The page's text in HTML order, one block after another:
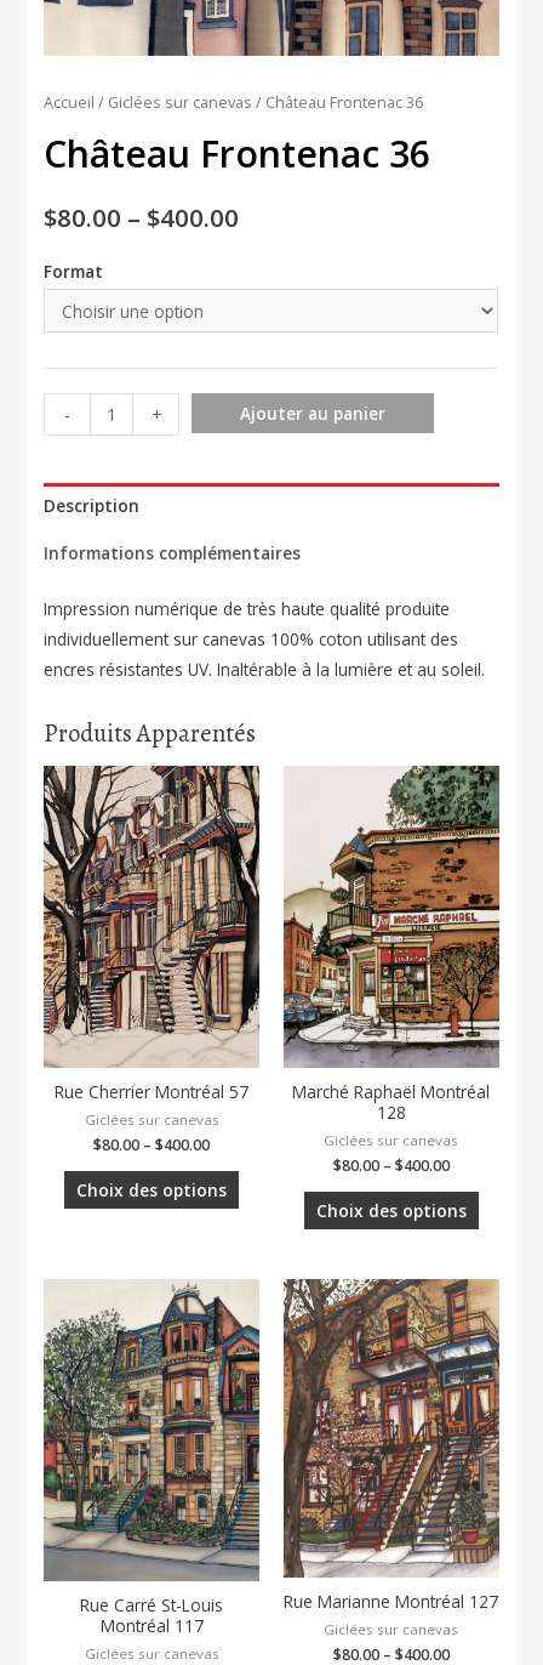
Accueil / Giclées sur canevas / Château Frontenac 36
Château Frontenac 36
$80.00 – $400.00
Format
-
de
Frontenac
+ Ajouter au panier
Description
Informations complémentaires
Impression numérique de très haute qualité produite
individuellement sur canevas 100% coton utilisant des
encres résistantes UV. Inaltérable à la lumière et au soleil.
Produits Apparentés
Rue Cherrier Montréal 57
Giclées sur canevas
$80.00 –$400.00
Choix des options
Marché Raphaël Montréal
128
Giclées sur canevas
$80.00– $400.00
Choix des options
Rue Carré St-Louis
Montréal 117
Giclées sur canevas
Rue Marianne Montréal 127
Giclées sur canevas
$80.00– $400.00